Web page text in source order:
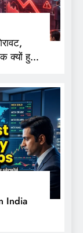
क्यों हुए
India